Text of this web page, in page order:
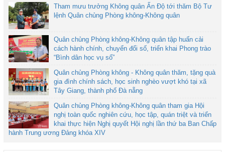
Tham mưu trưởng Không quân Ấn Độ tới thăm Bộ Tư
lệnh Quân chủng Phòng không-Không quân
Quân chủng Phòng không-Không quân tập huấn cải
cách hành chính, chuyển đổi số, triển khai Phong trào
“Bình dân học vụ số”
Quân chủng Phòng không - Không quân thăm, tặng quà
gia đình chính sách, học sinh nghèo vượt khó tại xã
Tây Giang, thành phố Đà nẵng
Quân chủng Phòng không-Không quân tham gia Hội
nghị toàn quốc nghiên cứu, học tập, quán triệt và triển
khai thực hiện Nghị quyết Hội nghị lần thứ ba Ban Chấp
hành Trung ương Đảng khóa XIV